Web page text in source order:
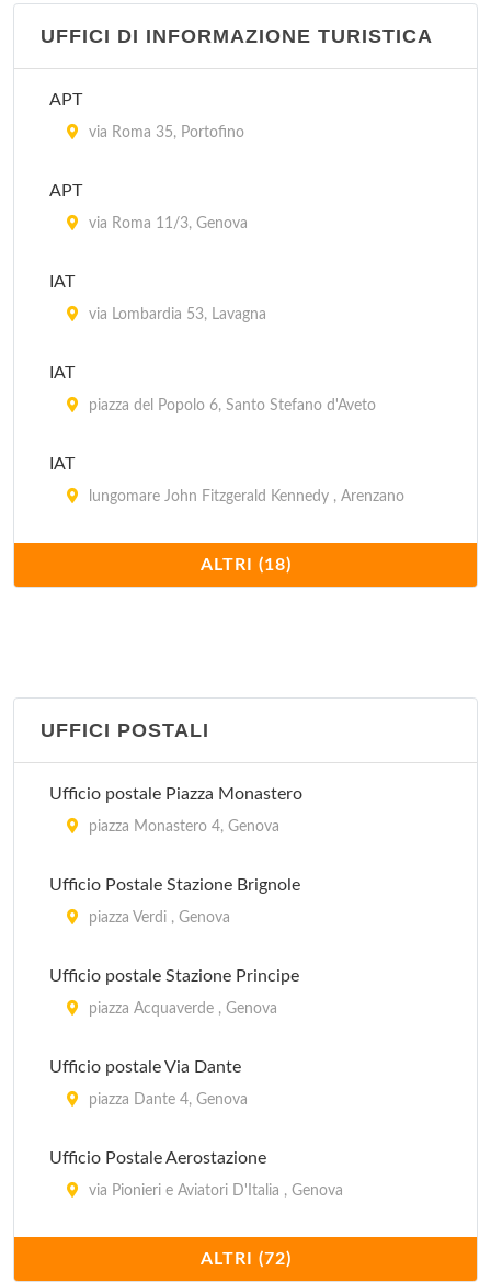
UFFICI DI INFORMAZIONE TURISTICA
APT
via Roma 35, Portofino
APT
via Roma 11/3, Genova
IAT
via Lombardia 53, Lavagna
IAT
piazza del Popolo 6, Santo Stefano d'Aveto
IAT
lungomare John Fitzgerald Kennedy , Arenzano
piazza Sant'Antonio 10, Sestri Levante
IAT
IAT
IAT
IAT
ALTRI (18)
UFFICI POSTALI
Ufficio postale Piazza Monastero
piazza Monastero 4, Genova
Ufficio Postale Stazione Brignole
piazza Verdi , Genova
Ufficio postale Stazione Principe
piazza Acquaverde , Genova
Ufficio postale Via Dante
piazza Dante 4, Genova
Ufficio Postale Aerostazione
via Pionieri e Aviatori D'Italia , Genova
Ufficio Postale Corso De Stefanis
ALTRI (72)